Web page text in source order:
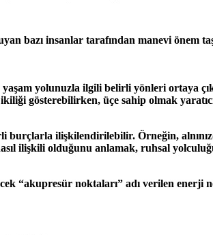
bazı insanlar tarafından manevi önem
yaşam yolunuzla ilgili belirli yönleri
gösterebilirken, üçe sahip olmak
burçlarla ilişkilendirilebilir. Örneğin,
ilişkili olduğunu anlamak, ruhsal
“akupresür noktaları” adı verilen